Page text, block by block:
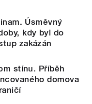
Úsměvný
kdy byl do
zakázán
stínu. Příběh
domova